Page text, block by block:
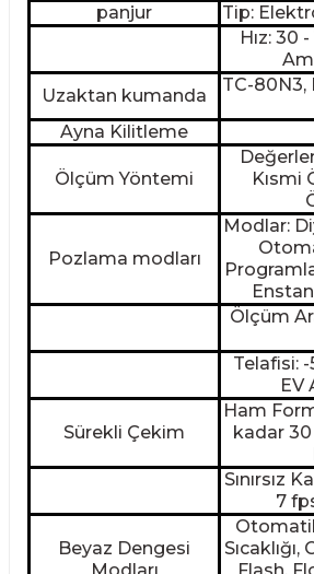
panjur
Tip:
Hız: 30
Uzaktan kumanda
TC-80N3,
Ayna Kilitleme
Ölçüm Yöntemi
Kısmi
Pozlama modları
Modlar:
Ölçüm
Telafisi: -
EV
Sürekli Çekim
Ham
kadar
Sınırsız
7
Beyaz Dengesi
Sıcaklığı,